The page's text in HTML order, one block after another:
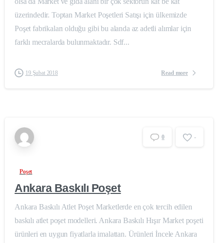
üzerindedir. Toptan Market Poşetleri Satışı için ülkemizde
Poşet fabrikaları olduğu gibi bu alanda az adetli alımlar için
farklı mecralarda bulunmaktadır. Sdf...
19 Şubat 2018 Read more
0 -
Poşet
Ankara Baskılı Poşet
Ankara Baskılı Atlet Poşet Marketlerde en çok tercih edilen
baskılı atlet poşet modelleri. Ankara Baskılı Hışır Market poşeti
ürünleri en uygun fiyatlarla imalattan. Ürünleri İncele Ankara